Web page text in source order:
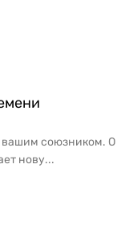
вашим союзником. О
нову...